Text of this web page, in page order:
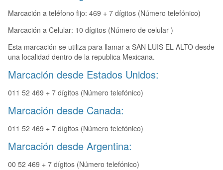
Marcación a teléfono fijo: 469 + 7 dígitos (Número telefónico)
Marcación a Celular: 10 dígitos (Número de celular )
Esta marcación se utiliza para llamar a SAN LUIS EL ALTO desde
una localidad dentro de la republica Mexicana.
Marcación desde Estados Unidos:
011 52 469 + 7 dígitos (Número telefónico)
Marcación desde Canada:
011 52 469 + 7 dígitos (Número telefónico)
Marcación desde Argentina:
00 52 469 + 7 dígitos (Número telefónico)